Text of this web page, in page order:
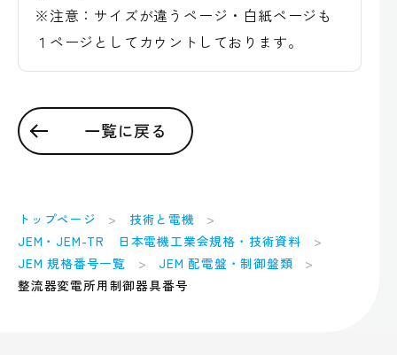
※注意：サイズが違うページ・白紙ページも
１ページとしてカウントしております。
一覧に戻る
トップページ
技術と電機
JEM・JEM-TR 日本電機工業会規格・技術資料
JEM 規格番号一覧
JEM 配電盤・制御盤類
整流器変電所用制御器具番号